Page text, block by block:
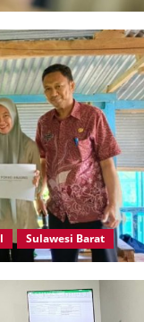
Sulawesi Barat